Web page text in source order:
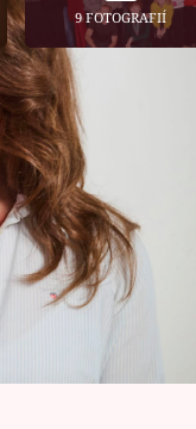
9 FOTOGRAFIÍ
promluvily o
Lukáš
si štáb
Scenáristky
skalpely.